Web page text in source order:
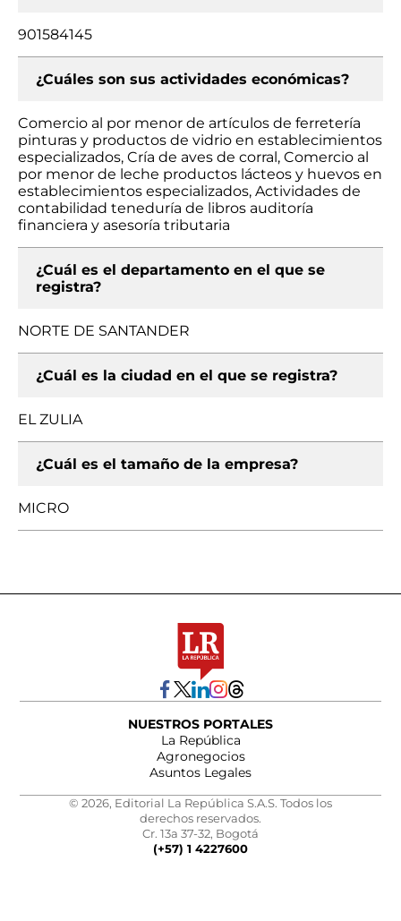
901584145
¿Cuáles son sus actividades económicas?
Comercio al por menor de artículos de ferretería
pinturas y productos de vidrio en establecimientos
especializados, Cría de aves de corral, Comercio al
por menor de leche productos lácteos y huevos en
establecimientos especializados, Actividades de
contabilidad teneduría de libros auditoría
financiera y asesoría tributaria
¿Cuál es el departamento en el que se
registra?
NORTE DE SANTANDER
¿Cuál es la ciudad en el que se registra?
EL ZULIA
¿Cuál es el tamaño de la empresa?
MICRO
NUESTROS PORTALES
La República
Agronegocios
Asuntos Legales
© 2026, Editorial La República S.A.S. Todos los
derechos reservados.
Cr. 13a 37-32, Bogotá
(+57) 1 4227600